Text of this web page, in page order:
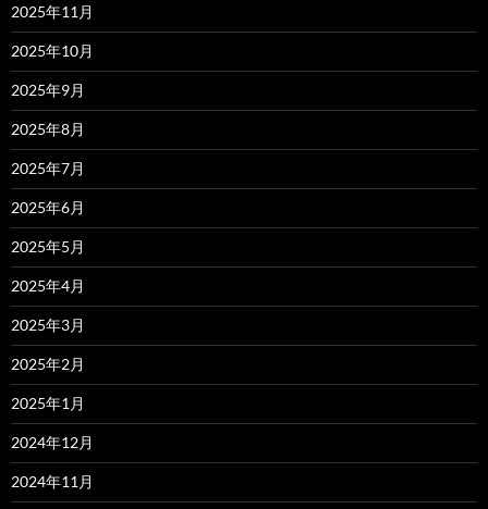
2025年11月
2025年10月
2025年9月
2025年8月
2025年7月
2025年6月
2025年5月
2025年4月
2025年3月
2025年2月
2025年1月
2024年12月
2024年11月